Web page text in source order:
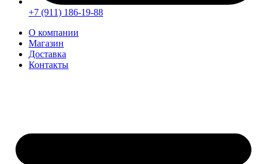
+7 (911) 186-19-88
О компании
Магазин
Доставка
Контакты